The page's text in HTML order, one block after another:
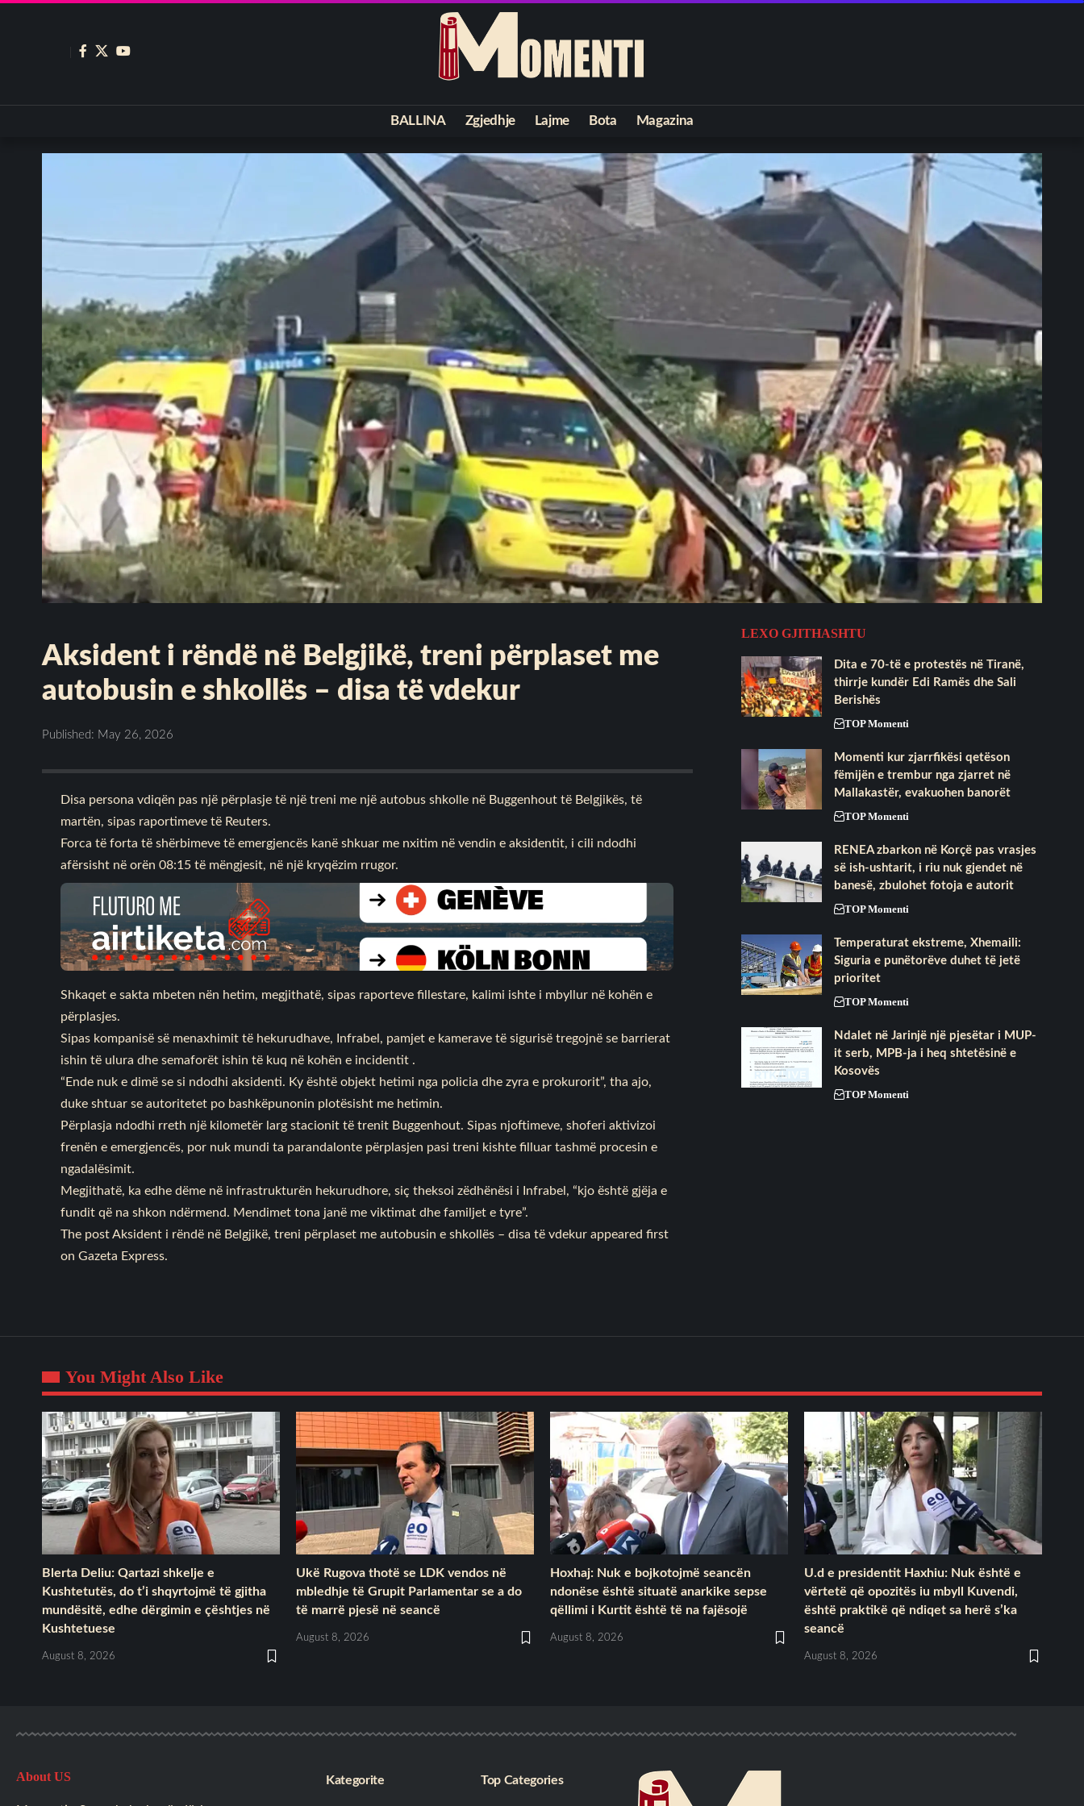
BALLINA Zgjedhje Lajme Bota Magazina
Aksident i rëndë në Belgjikë, treni përplaset me
autobusin e shkollës – disa të vdekur
Published: May 26, 2026
Disa persona vdiqën pas një përplasje të një treni me një autobus shkolle në Buggenhout të Belgjikës, të
martën, sipas raportimeve të Reuters.
Forca të forta të shërbimeve të emergjencës kanë shkuar me nxitim në vendin e aksidentit, i cili ndodhi
afërsisht në orën 08:15 të mëngjesit, në një kryqëzim rrugor.
Shkaqet e sakta mbeten nën hetim, megjithatë, sipas raporteve fillestare, kalimi ishte i mbyllur në kohën e
përplasjes.
Sipas kompanisë së menaxhimit të hekurudhave, Infrabel, pamjet e kamerave të sigurisë tregojnë se barrierat
ishin të ulura dhe semaforët ishin të kuq në kohën e incidentit .
“Ende nuk e dimë se si ndodhi aksidenti. Ky është objekt hetimi nga policia dhe zyra e prokurorit”, tha ajo,
duke shtuar se autoritetet po bashkëpunonin plotësisht me hetimin.
Përplasja ndodhi rreth një kilometër larg stacionit të trenit Buggenhout. Sipas njoftimeve, shoferi aktivizoi
frenën e emergjencës, por nuk mundi ta parandalonte përplasjen pasi treni kishte filluar tashmë procesin e
ngadalësimit.
Megjithatë, ka edhe dëme në infrastrukturën hekurudhore, siç theksoi zëdhënësi i Infrabel, “kjo është gjëja e
fundit që na shkon ndërmend. Mendimet tona janë me viktimat dhe familjet e tyre”.
The postAksident i rëndë në Belgjikë, treni përplaset me autobusin e shkollës – disa të vdekur appeared first
onGazeta Express.
LEXO GJITHASHTU
​Dita e 70-të e protestës në Tiranë,
thirrje kundër Edi Ramës dhe Sali
Berishës
TOP Momenti
Momenti kur zjarrfikësi qetëson
fëmijën e trembur nga zjarret në
Mallakastër, evakuohen banorët
TOP Momenti
RENEA zbarkon në Korçë pas vrasjes
së ish-ushtarit, i riu nuk gjendet në
banesë, zbulohet fotoja e autorit
TOP Momenti
Temperaturat ekstreme, Xhemaili:
Siguria e punëtorëve duhet të jetë
prioritet
TOP Momenti
Ndalet në Jarinjë një pjesëtar i MUP-
it serb, MPB-ja i heq shtetësinë e
Kosovës
TOP Momenti
You Might Also Like
Blerta Deliu: Qartazi shkelje e
Kushtetutës, do t’i shqyrtojmë të gjitha
mundësitë, edhe dërgimin e çështjes në
Kushtetuese
August 8, 2026
Ukë Rugova thotë se LDK vendos në
mbledhje të Grupit Parlamentar se a do
të marrë pjesë në seancë
August 8, 2026
Hoxhaj: Nuk e bojkotojmë seancën
ndonëse është situatë anarkike sepse
qëllimi i Kurtit është të na fajësojë
August 8, 2026
U.d e presidentit Haxhiu: Nuk është e
vërtetë që opozitës iu mbyll Kuvendi,
është praktikë që ndiqet sa herë s’ka
seancë
August 8, 2026
About US Kategorite Top Categories